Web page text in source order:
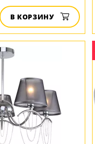
В КОРЗИНУ